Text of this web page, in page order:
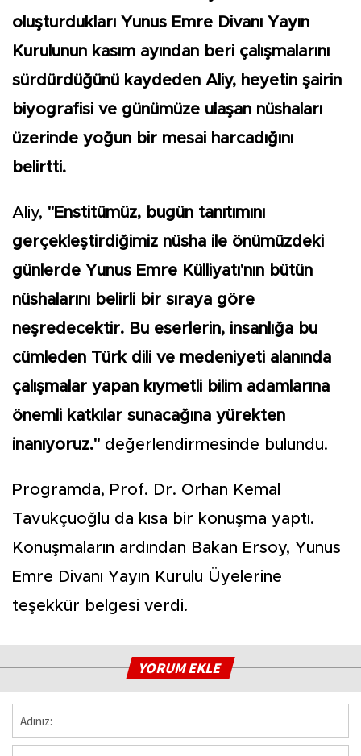
oluşturdukları Yunus Emre Divanı Yayın
Kurulunun kasım ayından beri çalışmalarını
sürdürdüğünü kaydeden Aliy, heyetin şairin
biyografisi ve günümüze ulaşan nüshaları
üzerinde yoğun bir mesai harcadığını
belirtti.
Aliy, "Enstitümüz, bugün tanıtımını
gerçekleştirdiğimiz nüsha ile önümüzdeki
günlerde Yunus Emre Külliyatı'nın bütün
nüshalarını belirli bir sıraya göre
neşredecektir. Bu eserlerin, insanlığa bu
cümleden Türk dili ve medeniyeti alanında
çalışmalar yapan kıymetli bilim adamlarına
önemli katkılar sunacağına yürekten
inanıyoruz." değerlendirmesinde bulundu.
Programda, Prof. Dr. Orhan Kemal
Tavukçuoğlu da kısa bir konuşma yaptı.
Konuşmaların ardından Bakan Ersoy, Yunus
Emre Divanı Yayın Kurulu Üyelerine
teşekkür belgesi verdi.
YORUM EKLE